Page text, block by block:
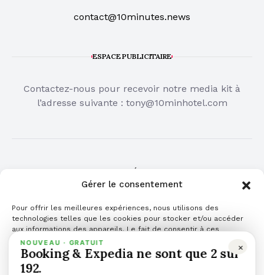
Gérer le consentement
Pour offrir les meilleures expériences, nous utilisons des
technologies telles que les cookies pour stocker et/ou accéder
aux informations des appareils. Le fait de consentir à ces
technologies nous permettra de traiter des données telles que le
comportement de navigation ou les ID uniques sur ce site. Le fait
de ne pas consentir ou de retirer son consentement peut avoir un
effet négatif sur certaines caractéristiques et fonctions.
contact@10minutes.news
ESPACE PUBLICITAIRE
Contactez-nous pour recevoir notre media kit à
l’adresse suivante : tony@10minhotel.com
COMMUNIQUÉ DE PRESSE
Cliquez ici pour publier votre communiqué de
presse
×
NOUVEAU · GRATUIT
Booking & Expedia ne sont que 2 sur
192.